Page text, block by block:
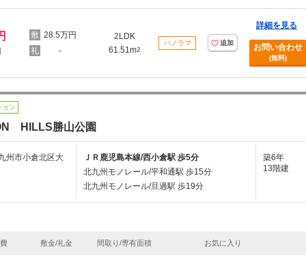
28.5万円
-
2LDK
61.51m2
パノラマ 追加
詳細を見る
お問い合わせ
(無料)
ョン
HILLS勝山公園
州市小倉北区大
ＪＲ鹿児島本線/西小倉駅 歩5分
北九州モノレール/平和通駅 歩15分
北九州モノレール/旦過駅 歩19分
築6年
13階建
敷金/礼金 間取り/専有面積 お気に入り